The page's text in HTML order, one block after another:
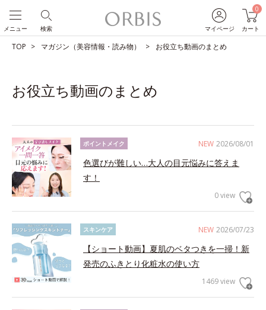
マイページ
0
カート
検索
メニュー
TOP マガジン（美容情報・読み物） お役立ち動画のまとめ
お役立ち動画のまとめ
NEW 2026/08/01
ポイントメイク
色選びが難しい…大人の目元悩みに答えま
す！
0 view
NEW 2026/07/23
スキンケア
【ショート動画】夏肌のベタつきを一掃！新
発売のふきとり化粧水の使い方
1469 view